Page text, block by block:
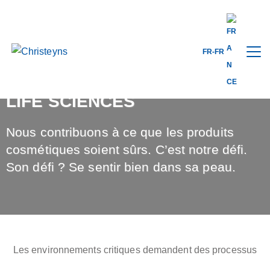
FR-FR
LIFE SCIENCES
Nous contribuons à ce que les produits
cosmétiques soient sûrs. C’est notre défi.
Son défi ? Se sentir bien dans sa peau.
Les environnements critiques demandent des processus